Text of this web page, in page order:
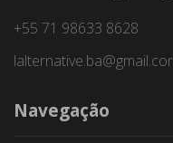
+55 71 98633 8628
Navegação